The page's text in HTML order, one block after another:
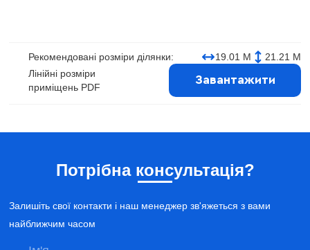
Рекомендовані розміри ділянки: 19.01 М
21.21 М
Лінійні розміри
приміщень PDF
Завантажити
Потрібна консультація?
Залишіть свої контакти і наш менеджер зв'яжеться з вами
найближчим часом